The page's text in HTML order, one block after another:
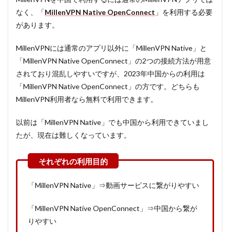
なく、「MillenVPN Native OpenConnect 」を利用する必要
があります。
MillenVPNには通常のアプリ以外に「MillenVPN Native」と
「MillenVPN Native OpenConnect」の2つの接続方法が用意
されており混乱しやすいですが、2023年中国からの利用は
「MillenVPN Native OpenConnect」の方です。どちらも
MillenVPN利用者なら無料で利用できます。
以前は「MillenVPN Native」でも中国から利用できていまし
たが、現在は難しくなっています。
「MillenVPN Native」⇒動画サービスに繋がりやすい
「MillenVPN Native OpenConnect」⇒中国から繋が
りやすい